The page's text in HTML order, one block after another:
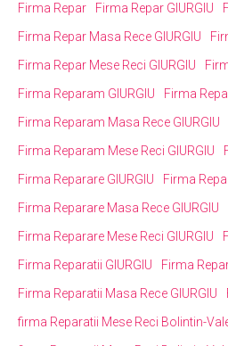
Firma Repar
Firma Repar GIURGIU
Firma Repar Masa Rece GIURGIU
Firma Repar Mese Reci GIURGIU
Firma Reparam GIURGIU
Firma
Firma Reparam Masa Rece GIURGIU
Firma Reparam Mese Reci GIURGIU
Firma Reparare GIURGIU
Firma
Firma Reparare Masa Rece GIURGIU
Firma Reparare Mese Reci GIURGIU
Firma Reparatii GIURGIU
Firma
Firma Reparatii Masa Rece GIURGIU
firma Reparatii Mese Reci Bolintin-